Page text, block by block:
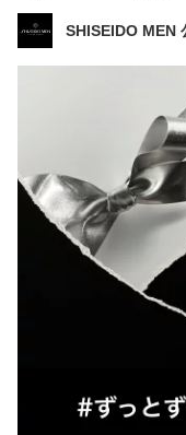
SHISEIDO MEN